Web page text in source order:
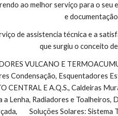
ao melhor serviço para o
e
de assistencia técnica e a
que surgiu o conceito
Condensação, Esquentadores
CENTRAL E A.Q.S., Caldeiras
a Lenha, Radiadores e Toalheiros,
Soluções Solares: